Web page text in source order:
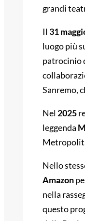
grandi
Il 31
luogo più
patrocinio
Sanremo,
Nel 2025
leggenda
Nello
Amazon
nella
questo